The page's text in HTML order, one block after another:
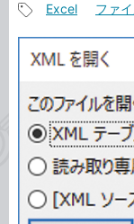
事
カ
テ
リ
タ
Excel ファ